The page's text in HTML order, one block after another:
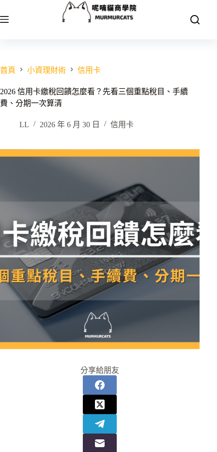
至
容
首頁 小資理財術 信用卡
2026 信用卡繳稅回饋怎麼看？先看三個重點稅目、手續
費、分期一次算清
LL 2026 年 6 月 30 日 信用卡
分享給朋友